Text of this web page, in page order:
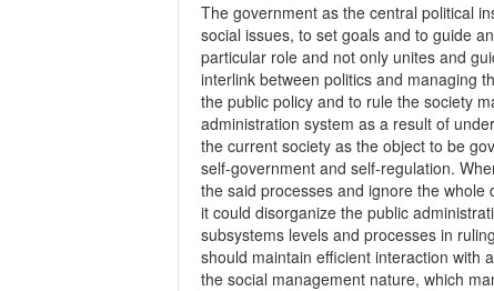
The government as the central political
social issues, to set goals and to guide
particular role and not only unites and
interlink between politics and managing
the public policy and to rule the society
administration system as a result of
the current society as the object to be
self-government and self-regulation.
the said processes and ignore the
it could disorganize the public
subsystems levels and processes in
should maintain efficient interaction with
the social management nature, which